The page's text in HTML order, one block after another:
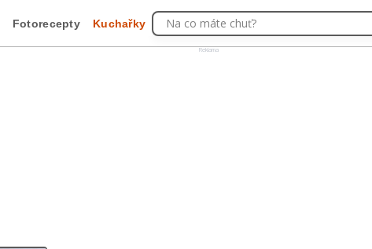
Reklama
Fotorecepty Kuchařky Na co máte chuť?